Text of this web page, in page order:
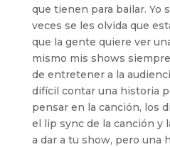
que tienen para bailar. Yo
veces se les olvida que
que la gente quiere ver
mismo mis shows
de entretener a la
difícil contar una historia
pensar en la canción, los
el lip sync de la canción y
a dar a tu show, pero una